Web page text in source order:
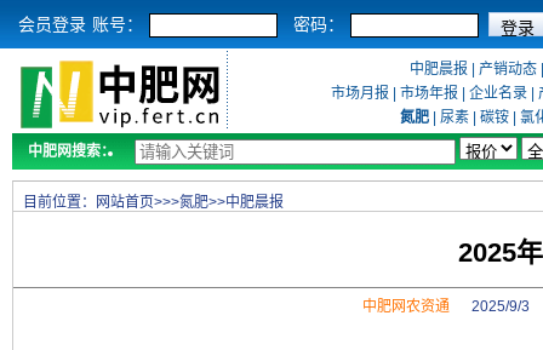
会员登录 账号： 密码：
中肥晨报 产销动态
市场月报
市场年报 企业名录
氮肥
尿素 碳铵
氯
中肥网搜索：
目前位置： 网站首页>>>氮肥>>中肥晨报
2025
中肥网农资通2025/9/3